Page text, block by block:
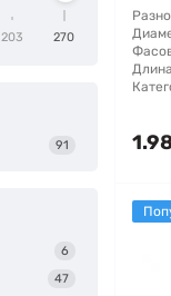
203 270
91
6
47